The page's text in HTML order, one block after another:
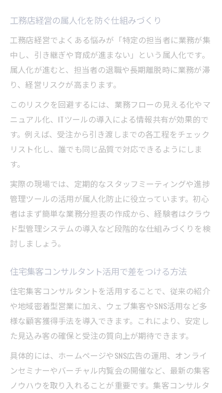
工務店経営の属人化を防ぐ仕組みづくり
工務店経営でよくある悩みが「特定の担当者に業務が集
中し、引き継ぎや育成が進まない」という属人化です。
属人化が進むと、担当者の退職や長期離脱時に業務が滞
り、経営リスクが高まります。
このリスクを回避するには、業務フローの見える化やマ
ニュアル化、ITツールの導入による情報共有が効果的で
す。例えば、受注から引き渡しまでの各工程をチェック
リスト化し、誰でも同じ品質で対応できるようにしま
す。
実際の現場では、定期的なスタッフミーティングや進捗
管理ツールの活用が属人化防止に役立っています。初心
者はまず簡単な業務分担表の作成から、経験者はクラウ
ド型管理システムの導入など段階的な仕組みづくりを検
討しましょう。
住宅集客コンサルタント活用で差をつける方法
住宅集客コンサルタントを活用することで、従来の紹介
や地域密着型営業に加え、ウェブ集客やSNS活用など多
様な顧客獲得手法を導入できます。これにより、安定し
た見込み客の確保と受注の質向上が期待できます。
具体的には、ホームページやSNS広告の運用、オンライ
ンセミナーやバーチャル内覧会の開催など、最新の集客
ノウハウを取り入れることが重要です。集客コンサルタ